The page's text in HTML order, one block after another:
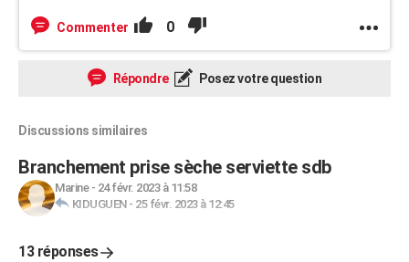
Commenter 0
Répondre Posez votre question
Discussions similaires
Branchement prise sèche serviette sdb
Marine- 24 févr. 2023 à 11:58
KIDUGUEN- 25 févr. 2023 à 12:45
13 réponses